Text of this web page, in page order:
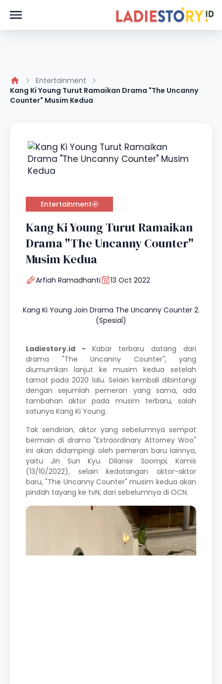
Entertainment
Kang Ki Young Turut Ramaikan Drama "The Uncanny
Counter" Musim Kedua
Entertainment
Kang Ki Young Turut Ramaikan
Drama "The Uncanny Counter"
Musim Kedua
Arfiah Ramadhanti 13 Oct 2022
Kang Ki Young Join Drama The Uncanny Counter 2.
(Spesial)
Ladiestory.id - Kabar terbaru datang dari
drama "The Uncanny Counter", yang
diumumkan lanjut ke musim kedua setelah
tamat pada 2020 lalu. Selain kembali dibintangi
dengan sejumlah pemeran yang sama, ada
tambahan aktor pada musim terbaru, salah
satunya Kang Ki Young.
Tak sendirian, aktor yang sebelumnya sempat
bermain di drama "Extraordinary Attorney Woo"
ini akan didampingi oleh pemeran baru lainnya,
yaitu Jin Sun Kyu. Dilansir Soompi, Kamis
(13/10/2022), selain kedatangan aktor-aktor
baru, "The Uncanny Counter" musim kedua akan
pindah tayang ke tvN, dari sebelumnya di OCN.